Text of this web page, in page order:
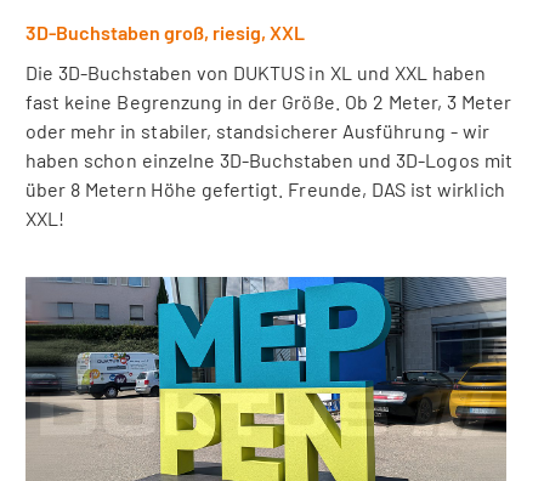
3D-Buchstaben groß, riesig, XXL
Die 3D-Buchstaben von DUKTUS in XL und XXL haben
fast keine Begrenzung in der Größe. Ob 2 Meter, 3 Meter
oder mehr in stabiler, standsicherer Ausführung - wir
haben schon einzelne 3D-Buchstaben und 3D-Logos mit
über 8 Metern Höhe gefertigt. Freunde, DAS ist wirklich
XXL!